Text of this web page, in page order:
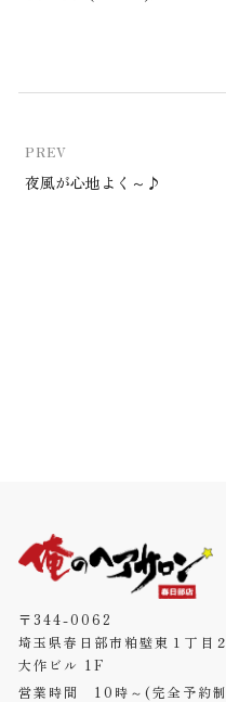
PREV
夜風が心地よく～♪
〒344-0062
埼玉県春日部市粕壁東１丁目
大作ビル 1F
営業時間 10時～(完全予約